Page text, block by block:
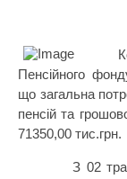
Пенсійного
що загальна
пенсій та
71350,00 тис.грн.
З 02